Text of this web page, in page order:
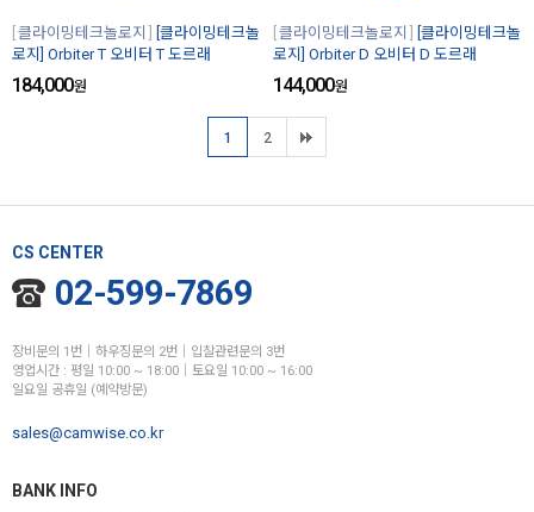
클라이밍테크놀로지
[클라이밍테크놀
로지] Orbiter T 오비터 T 도르래
184,000원
클라이밍테크놀로지
[클라이밍테크놀
로지] Orbiter D 오비터 D 도르래
144,000원
1 2
CS CENTER
02-599-7869
장비문의 1번│하우징문의 2번│입찰관련문의 3번
영업시간 : 평일 10:00 ~ 18:00│토요일 10:00 ~ 16:00
일요일 공휴일 (예약방문)
sales@camwise.co.kr
BANK INFO